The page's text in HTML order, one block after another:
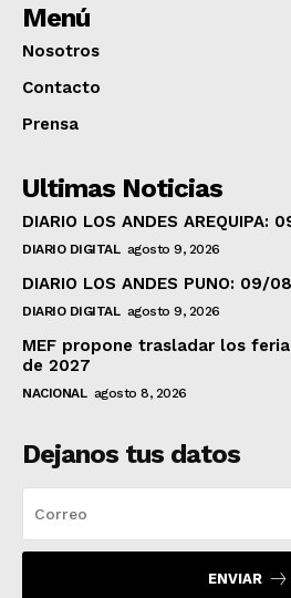
Menú
Nosotros
Contacto
Prensa
Ultimas Noticias
DIARIO LOS ANDES AREQUIPA:
DIARIO DIGITAL agosto 9, 2026
DIARIO LOS ANDES PUNO: 09/
DIARIO DIGITAL agosto 9, 2026
MEF propone trasladar los
de 2027
NACIONAL agosto 8, 2026
Dejanos tus datos
ENVIAR